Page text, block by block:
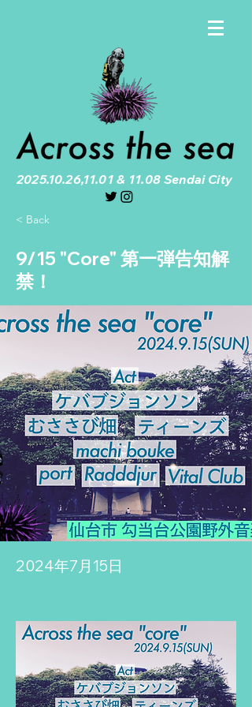
2025.10.26,11.01 & 11.08 Sendai City
< Back
9/15 "Core" 第一弾告知解
禁！
2024年7月15日
Previous Next